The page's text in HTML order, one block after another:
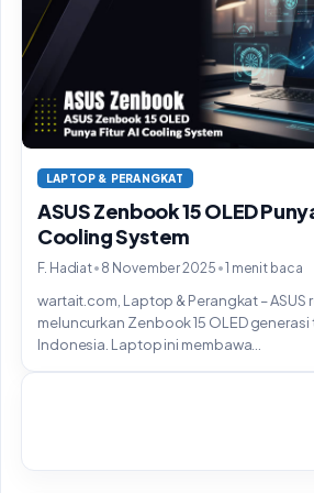
LAPTOP & PERANGKAT
ASUS Zenbook 15 OLED
Cooling System
F. Hadiat• 8 November 2025 •1 menit baca
wartait.com, Laptop & Perangkat – ASUS
meluncurkan Zenbook 15 OLED generasi
Indonesia. Laptop ini membawa...